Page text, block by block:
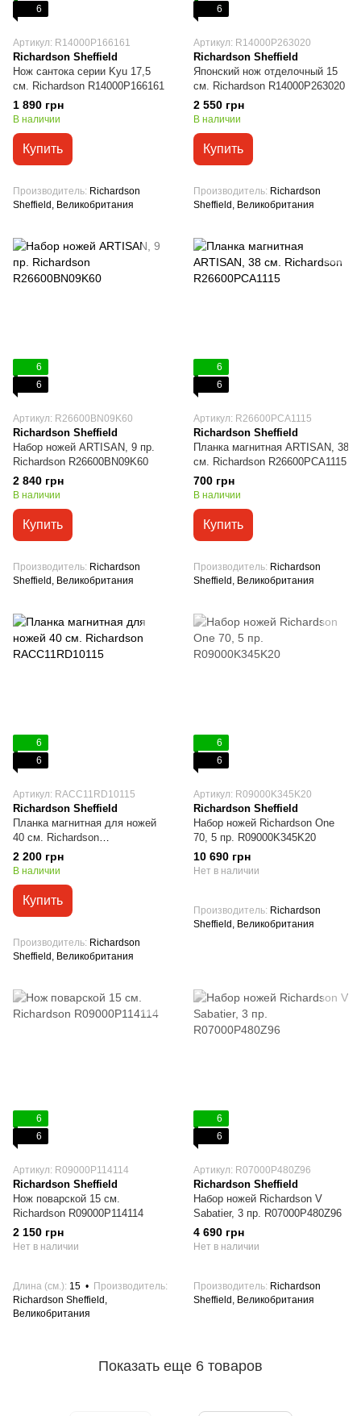
6
Артикул: R14000P166161
Richardson Sheffield
Нож сантока серии Kyu 17,5
см. Richardson R14000P166161
1 890 грн
В наличии
Купить
Производитель Richardson
Sheffield, Великобритания
6
Артикул: R14000P263020
Richardson Sheffield
Японский нож отделочный 15
см. Richardson R14000P263020
2 550 грн
В наличии
Купить
Производитель Richardson
Sheffield, Великобритания
6
6
Артикул: R26600BN09K60
Richardson Sheffield
Набор ножей ARTISAN, 9 пр.
Richardson R26600BN09K60
2 840 грн
В наличии
Купить
Производитель Richardson
Sheffield, Великобритания
6
6
Артикул: R26600PCA1115
Richardson Sheffield
Планка магнитная ARTISAN, 38
см. Richardson R26600PCA1115
700 грн
В наличии
Купить
Производитель Richardson
Sheffield, Великобритания
6
6
Артикул: RACC11RD10115
Richardson Sheffield
Планка магнитная для ножей
40 см. Richardson
RACC11RD10115
2 200 грн
В наличии
Купить
Производитель Richardson
Sheffield, Великобритания
6
6
Артикул: R09000K345K20
Richardson Sheffield
Набор ножей Richardson One
70, 5 пр. R09000K345K20
10 690 грн
Нет в наличии
Производитель Richardson
Sheffield, Великобритания
6
6
Артикул: R09000P114114
Richardson Sheffield
Нож поварской 15 см.
Richardson R09000P114114
2 150 грн
Нет в наличии
Длина (см.) 15
Производитель
Richardson Sheffield,
Великобритания
6
6
Артикул: R07000P480Z96
Richardson Sheffield
Набор ножей Richardson V
Sabatier, 3 пр. R07000P480Z96
4 690 грн
Нет в наличии
Производитель Richardson
Sheffield, Великобритания
Показать еще 6 товаров